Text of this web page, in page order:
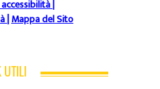
|
|Mappa del Sito
UTILI